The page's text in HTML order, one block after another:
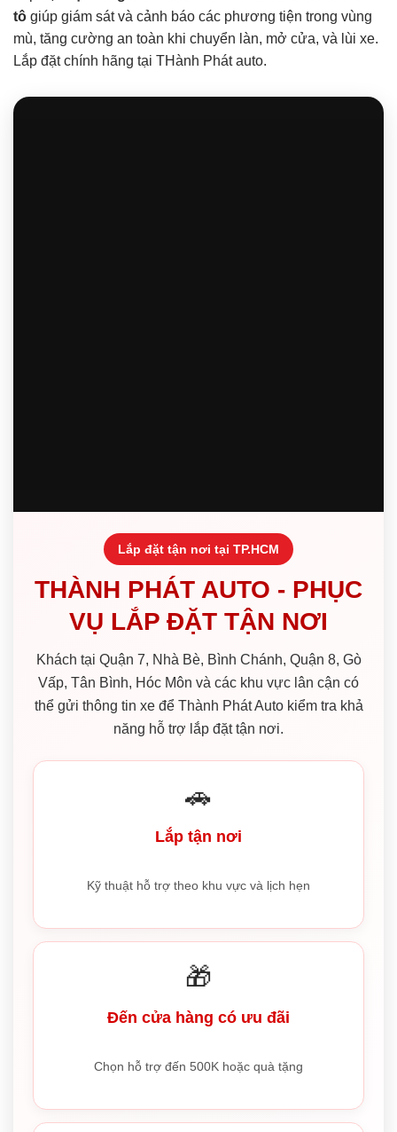
tô giúp giám sát và cảnh báo các phương tiện trong vùng
mù, tăng cường an toàn khi chuyển làn, mở cửa, và lùi xe.
Lắp đặt chính hãng tại THành Phát auto.
Lắp đặt tận nơi tại TP.HCM
THÀNH PHÁT AUTO - PHỤC
VỤ LẮP ĐẶT TẬN NƠI
Khách tại Quận 7, Nhà Bè, Bình Chánh, Quận 8, Gò
Vấp, Tân Bình, Hóc Môn và các khu vực lân cận có
thể gửi thông tin xe để Thành Phát Auto kiểm tra khả
năng hỗ trợ lắp đặt tận nơi.
🚗
Lắp tận nơi
Kỹ thuật hỗ trợ theo khu vực và lịch hẹn
🎁
Đến cửa hàng có ưu đãi
Chọn hỗ trợ đến 500K hoặc quà tặng